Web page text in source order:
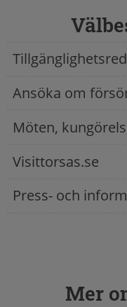
Ansöka om
Möten,
Visittorsas.se
Press- och
Mer